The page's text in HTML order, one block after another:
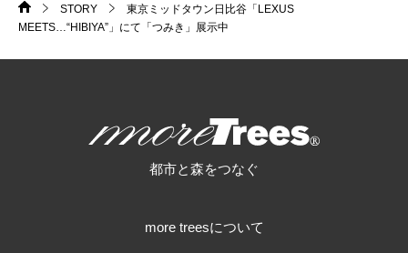
HOME
>
STORY
東京ミッドタウン日比谷「LEXUS
MEETS…“HIBIYA”」にて「つみき」展示中
都市と森をつなぐ
more treesについて